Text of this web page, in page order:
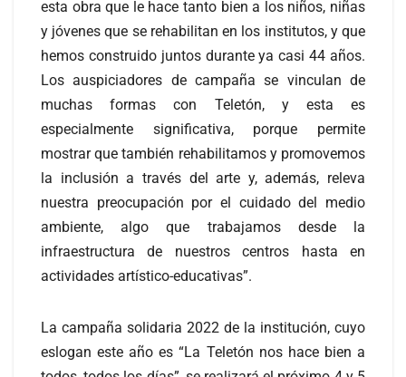
esta obra que le hace tanto bien a los niños, niñas
y jóvenes que se rehabilitan en los institutos, y que
hemos construido juntos durante ya casi 44 años.
Los auspiciadores de campaña se vinculan de
muchas formas con Teletón, y esta es
especialmente significativa, porque permite
mostrar que también rehabilitamos y promovemos
la inclusión a través del arte y, además, releva
nuestra preocupación por el cuidado del medio
ambiente, algo que trabajamos desde la
infraestructura de nuestros centros hasta en
actividades artístico-educativas”.
La campaña solidaria 2022 de la institución, cuyo
eslogan este año es “La Teletón nos hace bien a